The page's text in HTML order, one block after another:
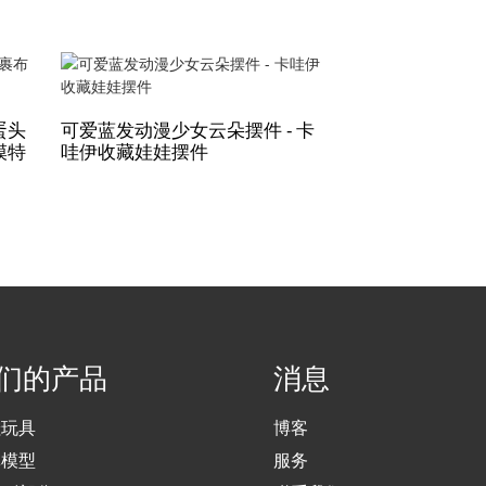
头
特
可爱蓝发动漫少女云朵摆件 - 卡
哇伊收藏娃娃摆件
的产品
具
型
消息
博客
服务